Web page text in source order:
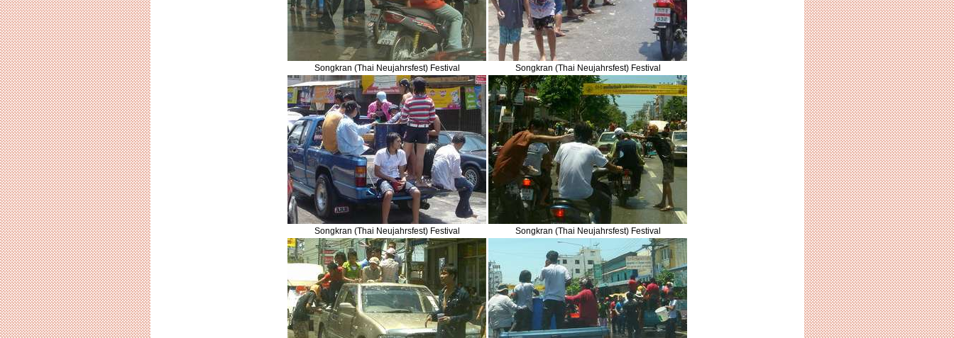
Songkran (Thai Neujahrsfest) Festival Songkran (Thai Neujahrsfest) Festival
Songkran (Thai Neujahrsfest) Festival Songkran (Thai Neujahrsfest) Festival